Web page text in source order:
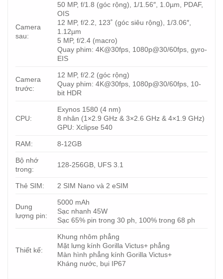
Camera
sau:
50 MP, f/1.8 (góc rộng), 1/1.56″, 1.0µm, PDAF,
OIS
12 MP, f/2.2, 123˚ (góc siêu rộng), 1/3.06″,
1.12µm
5 MP, f/2.4 (macro)
Quay phim: 4K@30fps, 1080p@30/60fps, gyro-
EIS
Camera
trước:
12 MP, f/2.2 (góc rộng)
Quay phim: 4K@30fps, 1080p@30/60fps, 10-
bit HDR
CPU:
Exynos 1580 (4 nm)
8 nhân (1×2.9 GHz & 3×2.6 GHz & 4×1.9 GHz)
GPU: Xclipse 540
RAM: 8-12GB
Bộ nhớ
trong:
128-256GB, UFS 3.1
Thẻ SIM: 2 SIM Nano và 2 eSIM
Dung
lượng pin:
5000 mAh
Sạc nhanh 45W
Sạc 65% pin trong 30 ph, 100% trong 68 ph
Thiết kế:
Khung nhôm phẳng
Mặt lưng kính Gorilla Victus+ phẳng
Màn hình phẳng kính Gorilla Victus+
Kháng nước, bụi IP67